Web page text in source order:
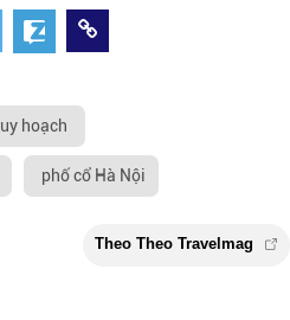
hoạch
phố cổ Hà Nội